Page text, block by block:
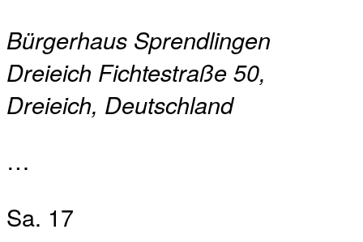
Bürgerhaus Sprendlingen
Dreieich Fichtestraße 50,
Dreieich, Deutschland
…
Sa. 17